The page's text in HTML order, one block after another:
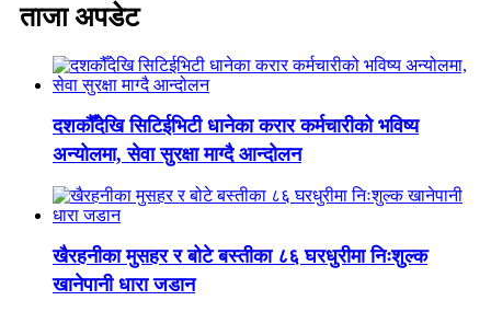
ताजा अपडेट
दशकौँदेखि सिटिईभिटी धानेका करार कर्मचारीको भविष्य
अन्योलमा, सेवा सुरक्षा माग्दै आन्दोलन
खैरहनीका मुसहर र बोटे बस्तीका ८६ घरधुरीमा निःशुल्क
खानेपानी धारा जडान